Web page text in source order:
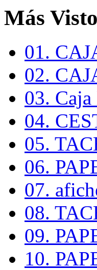
Más
01.
02.
03.
04.
05.
06.
07.
08.
09.
10.